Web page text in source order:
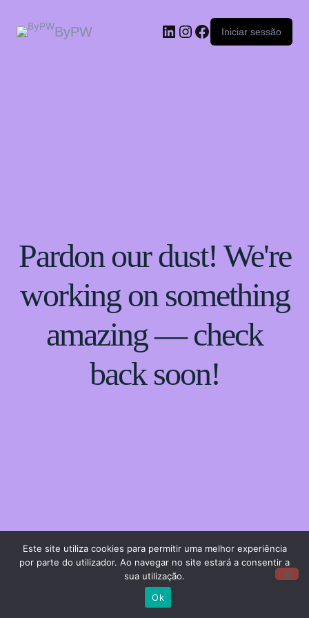
ByPW Iniciar sessão
Pardon our dust! We're
working on something
amazing — check
back soon!
Este site utiliza cookies para permitir uma melhor experiência
por parte do utilizador. Ao navegar no site estará a consentir a
sua utilização.
Ok